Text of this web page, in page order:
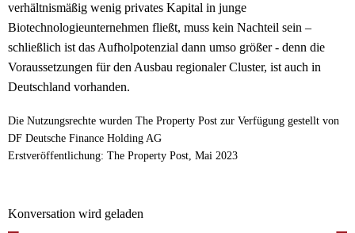
verhältnismäßig wenig privates Kapital in junge
Biotechnologieunternehmen fließt, muss kein Nachteil sein –
schließlich ist das Aufholpotenzial dann umso größer - denn die
Voraussetzungen für den Ausbau regionaler Cluster, ist auch in
Deutschland vorhanden.
Die Nutzungsrechte wurden The Property Post zur Verfügung gestellt von
DF Deutsche Finance Holding AG
Erstveröffentlichung: The Property Post, Mai 2023
Konversation wird geladen